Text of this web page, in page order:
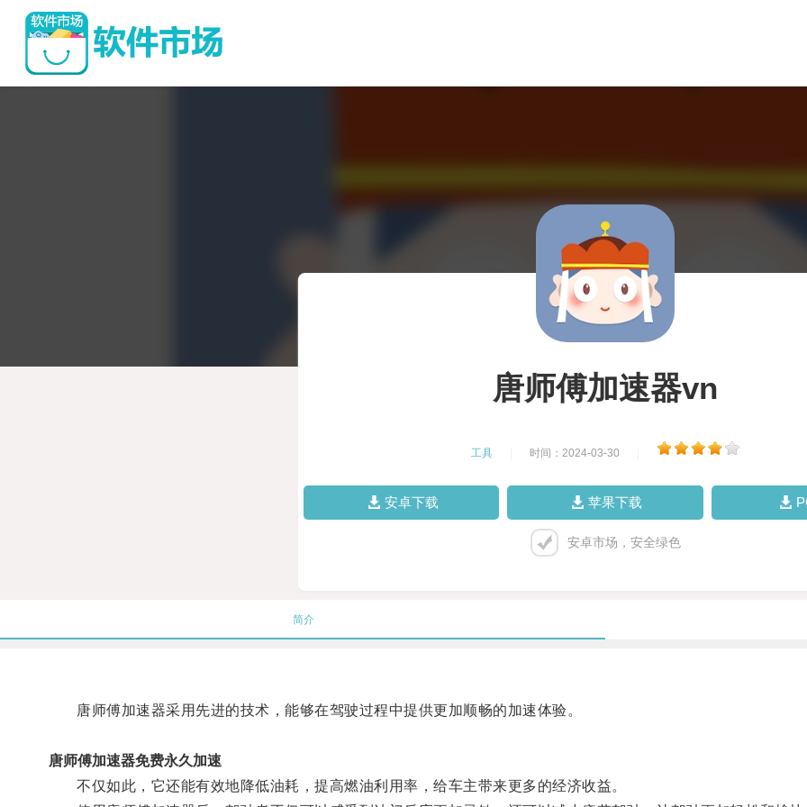
唐师傅加速器vn
工具 时间：2024-03-30
安卓下载 苹果下载
安卓市场，安全绿色
简介
唐师傅加速器采用先进的技术，能够在驾驶过程中提供更加顺畅的加速体验。
唐师傅加速器免费永久加速
不仅如此，它还能有效地降低油耗，提高燃油利用率，给车主带来更多的经济收益。